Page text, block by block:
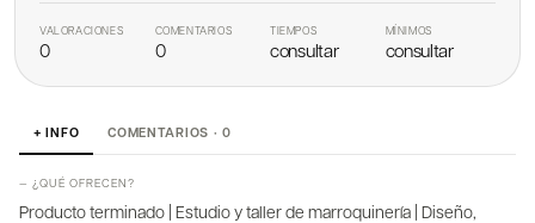
VALORACIONES
0
COMENTARIOS
0
TIEMPOS
consultar
MÍNIMOS
consultar
+ INFO COMENTARIOS · 0
— ¿QUÉ OFRECEN?
Producto terminado | Estudio y taller de marroquinería | Diseño,